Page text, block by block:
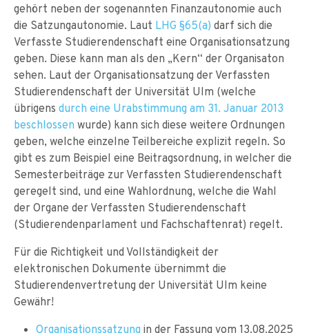
gehört neben der sogenannten Finanzautonomie auch
die Satzungautonomie. Laut LHG §65(a) darf sich die
Verfasste Studierendenschaft eine Organisationsatzung
geben. Diese kann man als den „Kern“ der Organisaton
sehen. Laut der Organisationsatzung der Verfassten
Studierendenschaft der Universität Ulm (welche
übrigens durch eine Urabstimmung am 31. Januar 2013
beschlossen wurde) kann sich diese weitere Ordnungen
geben, welche einzelne Teilbereiche explizit regeln. So
gibt es zum Beispiel eine Beitragsordnung, in welcher die
Semesterbeiträge zur Verfassten Studierendenschaft
geregelt sind, und eine Wahlordnung, welche die Wahl
der Organe der Verfassten Studierendenschaft
(Studierendenparlament und Fachschaftenrat) regelt.
Für die Richtigkeit und Vollständigkeit der
elektronischen Dokumente übernimmt die
Studierendenvertretung der Universität Ulm keine
Gewähr!
Organisationssatzung in der Fassung vom 13.08.2025